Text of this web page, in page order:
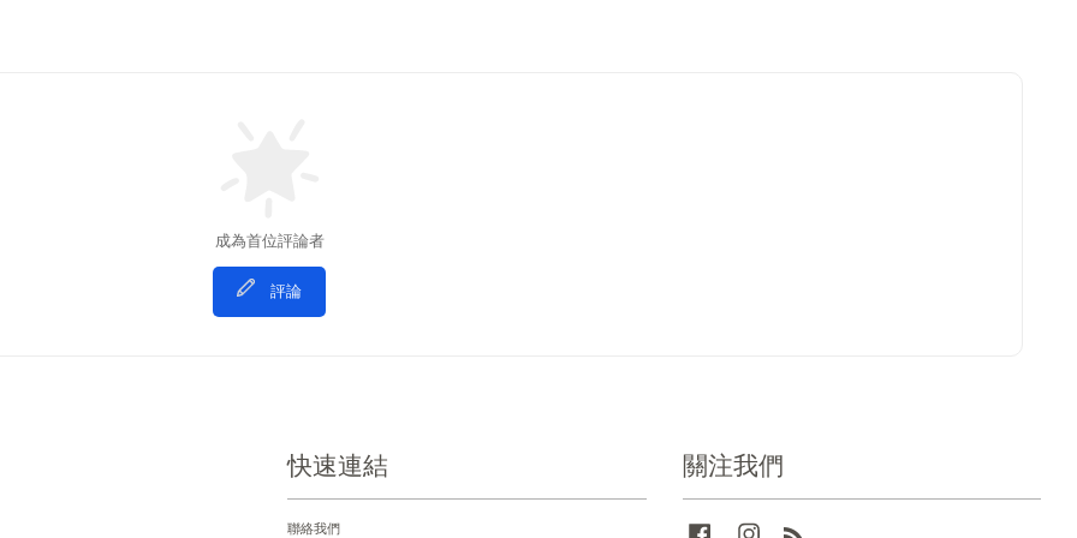
成為首位評論者
評論
快速連結
聯絡我們
關注我們
Facebook Instagram